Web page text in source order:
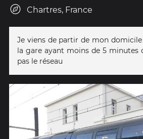
Chartres, France
Je viens de partir de mon
la gare ayant moins de 5 minutes
pas le réseau